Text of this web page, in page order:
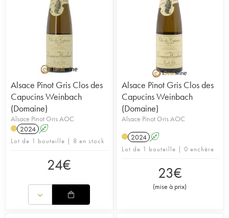
Alsace Pinot Gris Clos des
Capucins Weinbach
(Domaine)
Alsace Pinot Gris AOC
2024 A
Lot de 1 bouteille | 8 en stock
24€
Alsace Pinot Gris Clos des
Capucins Weinbach
(Domaine)
Alsace Pinot Gris AOC
2024 A
Lot de 1 bouteille | 0 enchère
23€
(mise à prix)